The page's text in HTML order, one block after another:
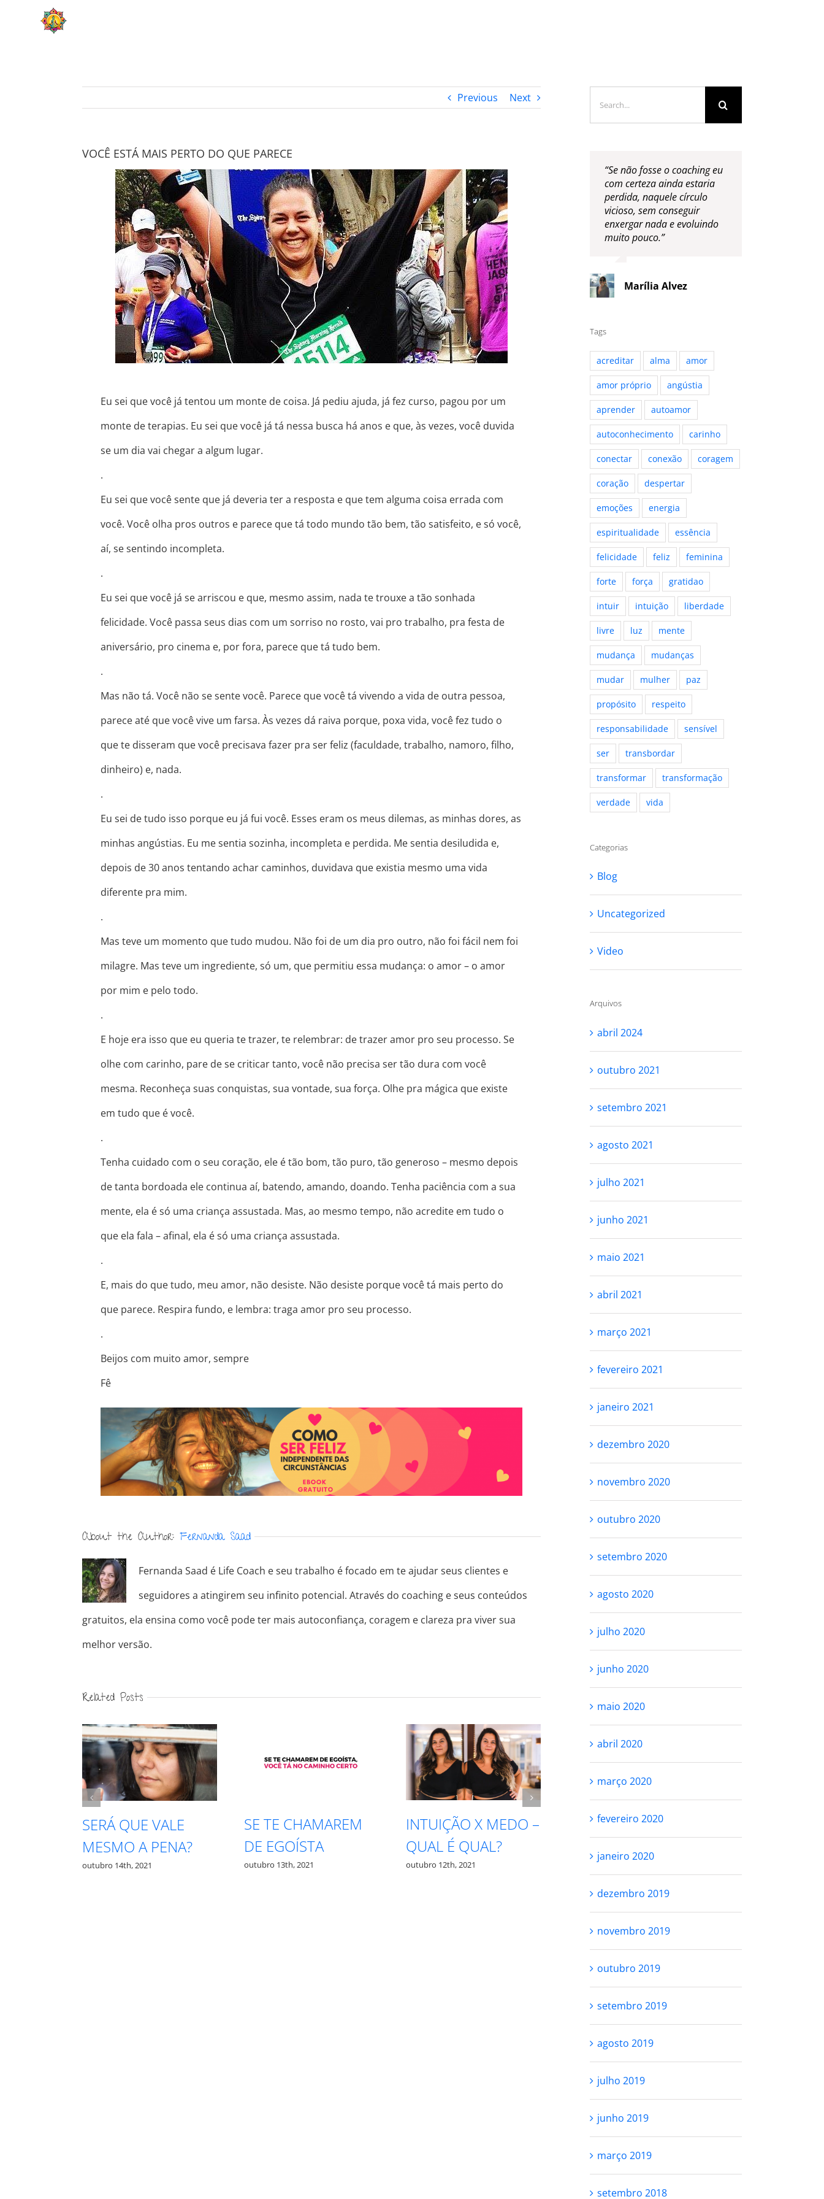
Previous Next
VOCÊ ESTÁ MAIS PERTO DO QUE PARECE
Eu sei que você já tentou um monte de coisa. Já pediu ajuda, já fez curso, pagou por um
monte de terapias. Eu sei que você já tá nessa busca há anos e que, às vezes, você duvida
se um dia vai chegar a algum lugar.
.
Eu sei que você sente que já deveria ter a resposta e que tem alguma coisa errada com
você. Você olha pros outros e parece que tá todo mundo tão bem, tão satisfeito, e só você,
aí, se sentindo incompleta.
.
Eu sei que você já se arriscou e que, mesmo assim, nada te trouxe a tão sonhada
felicidade. Você passa seus dias com um sorriso no rosto, vai pro trabalho, pra festa de
aniversário, pro cinema e, por fora, parece que tá tudo bem.
.
Mas não tá. Você não se sente você. Parece que você tá vivendo a vida de outra pessoa,
parece até que você vive um farsa. Às vezes dá raiva porque, poxa vida, você fez tudo o
que te disseram que você precisava fazer pra ser feliz (faculdade, trabalho, namoro, filho,
dinheiro) e, nada.
.
Eu sei de tudo isso porque eu já fui você. Esses eram os meus dilemas, as minhas dores, as
minhas angústias. Eu me sentia sozinha, incompleta e perdida. Me sentia desiludida e,
depois de 30 anos tentando achar caminhos, duvidava que existia mesmo uma vida
diferente pra mim.
.
Mas teve um momento que tudo mudou. Não foi de um dia pro outro, não foi fácil nem foi
milagre. Mas teve um ingrediente, só um, que permitiu essa mudança: o amor – o amor
por mim e pelo todo.
.
E hoje era isso que eu queria te trazer, te relembrar: de trazer amor pro seu processo. Se
olhe com carinho, pare de se criticar tanto, você não precisa ser tão dura com você
mesma. Reconheça suas conquistas, sua vontade, sua força. Olhe pra mágica que existe
em tudo que é você.
.
Tenha cuidado com o seu coração, ele é tão bom, tão puro, tão generoso – mesmo depois
de tanta bordoada ele continua aí, batendo, amando, doando. Tenha paciência com a sua
mente, ela é só uma criança assustada. Mas, ao mesmo tempo, não acredite em tudo o
que ela fala – afinal, ela é só uma criança assustada.
.
E, mais do que tudo, meu amor, não desiste. Não desiste porque você tá mais perto do
que parece. Respira fundo, e lembra: traga amor pro seu processo.
.
Beijos com muito amor, sempre
Fê
About the Author:Fernanda Saad
Fernanda Saad é Life Coach e seu trabalho é focado em te ajudar seus clientes e
seguidores a atingirem seu infinito potencial. Através do coaching e seus conteúdos
gratuitos, ela ensina como você pode ter mais autoconfiança, coragem e clareza pra viver sua
melhor versão.
Related Posts
QUE VALE
A PENA?
SE TE CHAMAREM
DE EGOÍSTA
outubro 13th, 2021
INTUIÇÃO X MEDO –
QUAL É QUAL?
outubro 12th, 2021
RESPEITE SEU
PROCESSO
outubro 27th, 2021
VOCÊ NÃO PRECISA
outubro 25th, 2021
for:
“Se não fosse o coaching eu
com certeza ainda estaria
perdida, naquele círculo
vicioso, sem conseguir
enxergar nada e evoluindo
muito pouco.”
Marília Alvez
Tags
acreditar alma amor
amor próprio angústia
aprender autoamor
autoconhecimento carinho
conectar conexão coragem
coração despertar
emoções energia
espiritualidade essência
felicidade feliz feminina
forte força gratidao
intuir intuição liberdade
livre luz mente
mudança mudanças
mudar mulher paz
propósito respeito
responsabilidade sensível
ser transbordar
transformar transformação
verdade vida
Categorias
Blog
Uncategorized
Video
Arquivos
abril 2024
outubro 2021
setembro 2021
agosto 2021
julho 2021
junho 2021
maio 2021
abril 2021
março 2021
fevereiro 2021
janeiro 2021
dezembro 2020
novembro 2020
outubro 2020
setembro 2020
agosto 2020
julho 2020
junho 2020
maio 2020
abril 2020
março 2020
fevereiro 2020
janeiro 2020
dezembro 2019
novembro 2019
outubro 2019
setembro 2019
agosto 2019
julho 2019
junho 2019
março 2019
setembro 2018